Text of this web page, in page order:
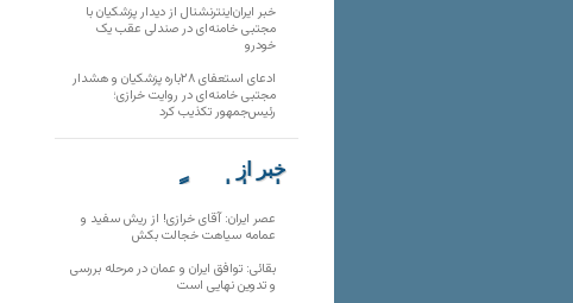
خبر ایران‌اینترنشنال از دیدار پزشکیان با
مجتبی خامنه‌ای در صندلی عقب یک
خودرو
ادعای استعفای ۲۸باره پزشکیان و هشدار
مجتبی خامنه‌ای در روایت خرازی؛
رئیس‌جمهور تکذیب کرد
خبر از
تارنماهای دیگر
عصر ایران: آقای خرازی! از ریش سفید و
عمامه سیاهت خجالت بکش
بقائی: توافق ایران و عمان در مرحله بررسی
و تدوین نهایی است